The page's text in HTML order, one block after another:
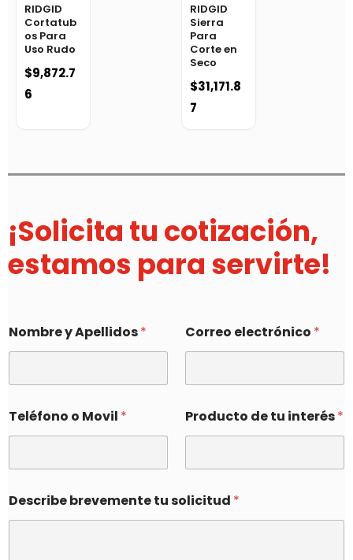
RIDGID
Cortatub
os Para
Uso Rudo
$9,872.7
6
RIDGID
Sierra
Para
Corte en
Seco
$31,171.8
7
¡Solicita tu cotización,
estamos para servirte!
Nombre y Apellidos* Correo electrónico *
Teléfono o Movil * Producto de tu interés*
Describe brevemente tu solicitud *